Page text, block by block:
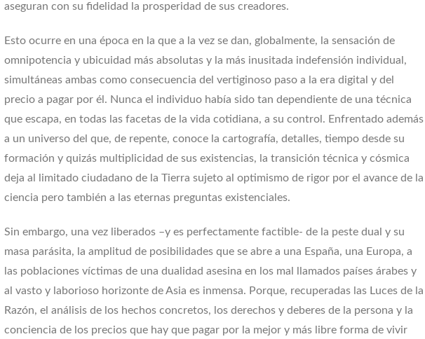
aseguran con su fidelidad la prosperidad de sus creadores.
Esto ocurre en una época en la que a la vez se dan, globalmente, la sensación de
omnipotencia y ubicuidad más absolutas y la más inusitada indefensión individual,
simultáneas ambas como consecuencia del vertiginoso paso a la era digital y del
precio a pagar por él. Nunca el individuo había sido tan dependiente de una técnica
que escapa, en todas las facetas de la vida cotidiana, a su control. Enfrentado además
a un universo del que, de repente, conoce la cartografía, detalles, tiempo desde su
formación y quizás multiplicidad de sus existencias, la transición técnica y cósmica
deja al limitado ciudadano de la Tierra sujeto al optimismo de rigor por el avance de la
ciencia pero también a las eternas preguntas existenciales.
Sin embargo, una vez liberados –y es perfectamente factible- de la peste dual y su
masa parásita, la amplitud de posibilidades que se abre a una España, una Europa, a
las poblaciones víctimas de una dualidad asesina en los mal llamados países árabes y
al vasto y laborioso horizonte de Asia es inmensa. Porque, recuperadas las Luces de la
Razón, el análisis de los hechos concretos, los derechos y deberes de la persona y la
conciencia de los precios que hay que pagar por la mejor y más libre forma de vivir